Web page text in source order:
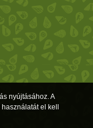
nyújtásához. A
el kell